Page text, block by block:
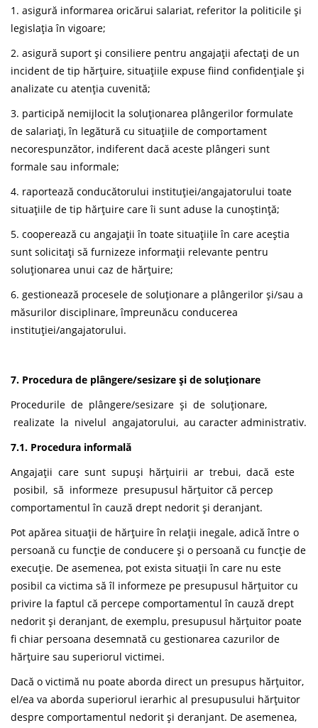
1. asigură informarea oricărui salariat, referitor la politicile și
legislația în vigoare;
2. asigură suport și consiliere pentru angajații afectați de un
incident de tip hărțuire, situațiile expuse fiind confidențiale și
analizate cu atenția cuvenită;
3. participă nemijlocit la soluționarea plângerilor formulate
de salariați, în legătură cu situațiile de comportament
necorespunzător, indiferent dacă aceste plângeri sunt
formale sau informale;
4. raportează conducătorului instituției/angajatorului toate
situațiile de tip hărțuire care îi sunt aduse la cunoștință;
5. cooperează cu angajații în toate situațiile în care aceștia
sunt solicitați să furnizeze informații relevante pentru
soluționarea unui caz de hărțuire;
6. gestionează procesele de soluționare a plângerilor și/sau a
măsurilor disciplinare, împreunăcu conducerea
instituției/angajatorului.
7. Procedura de plângere/sesizare și de soluționare
Procedurile de plângere/sesizare și de soluționare,
realizate la nivelul angajatorului, au caracter administrativ.
7.1. Procedura informală
Angajații care sunt supuși hărțuirii ar trebui, dacă este
posibil, să informeze presupusul hărțuitor că percep
comportamentul în cauză drept nedorit și deranjant.
Pot apărea situații de hărțuire în relații inegale, adică între o
persoană cu funcție de conducere și o persoană cu funcție de
execuție. De asemenea, pot exista situații în care nu este
posibil ca victima să îl informeze pe presupusul hărțuitor cu
privire la faptul că percepe comportamentul în cauză drept
nedorit și deranjant, de exemplu, presupusul hărțuitor poate
fi chiar persoana desemnată cu gestionarea cazurilor de
hărțuire sau superiorul victimei.
Dacă o victimă nu poate aborda direct un presupus hărțuitor,
el/ea va aborda superiorul ierarhic al presupusului hărțuitor
despre comportamentul nedorit și deranjant. De asemenea,